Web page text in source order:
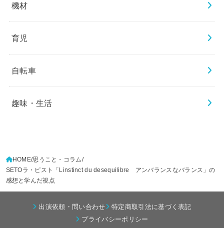
機材
育児
自転車
趣味・生活
HOME 思うこと・コラム
SETOラ・ピスト「Linstinct du desequilibre アンバランスなバランス」の
感想と学んだ視点
出演依頼・問い合わせ
特定商取引法に基づく表記
プライバシーポリシー